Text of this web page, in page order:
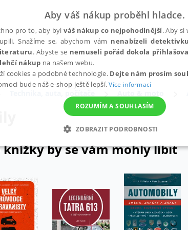
knížky by se vám mohly líbit
Aby váš nákup proběhl hladce.
pro to, aby bylváš nákup co nejpohodlnější. Aby si
Snažíme se, abychom vám nenabízeli
. Abyste se nemuseli pořád dokola
nákup na našem webu.
cookies a podobné technologie. Dejte nám prosím
bude náš e-shop ještě lepší.Více informací
ROZUMÍM A SOUHLASÍM
ZOBRAZIT PODROBNOSTI
ANALYTICKÉ MARKETINGOVÉ FUNKČNÍ
Nezbytné Analytické Marketingové Funkční
stránek, jako je přihlášení uživatele a správa účtu. Webové